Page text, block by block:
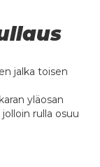
jalka toisen
yläosan
rulla osuu